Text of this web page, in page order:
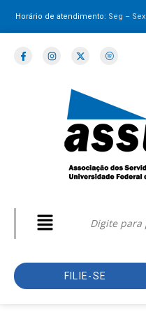
Horário de atendimento: Seg –
FILIE-SE